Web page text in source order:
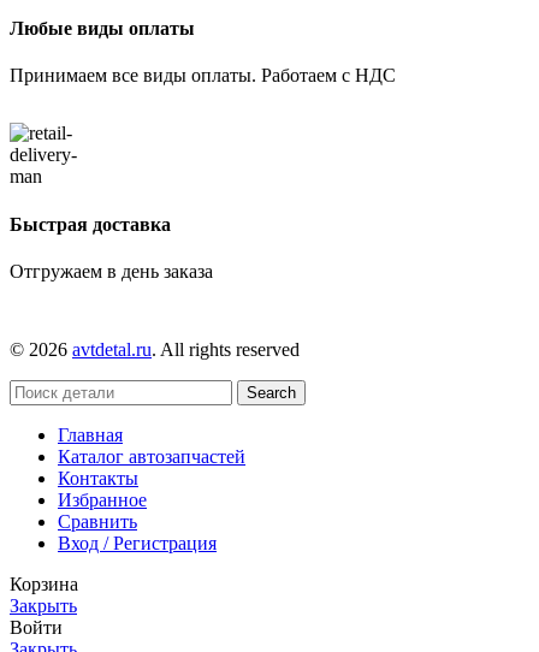
Любые виды оплаты
Принимаем все виды оплаты. Работаем с НДС
Быстрая доставка
Отгружаем в день заказа
© 2026 avtdetal.ru. All rights reserved
Search
Главная
Каталог автозапчастей
Контакты
Избранное
Сравнить
Вход / Регистрация
Корзина
Закрыть
Войти